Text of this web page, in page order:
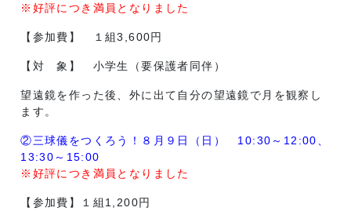
※好評につき満員となりました
【参加費】 １組3,600円
【対 象】 小学生（要保護者同伴）
望遠鏡を作った後、外に出て自分の望遠鏡で月を観察し
ます。
②三球儀をつくろう！８月９日（日） 10:30～12:00、
13:30～15:00
※好評につき満員となりました
【参加費】１組1,200円